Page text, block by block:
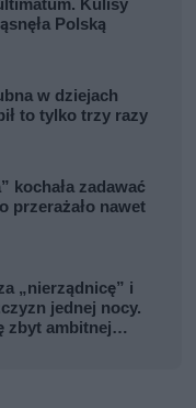
Kulisy
Polską
w dziejach
to tylko trzy razy
kochała zadawać
przerażało nawet
„nierządnicę” i
jednej nocy.
zbyt ambitnej